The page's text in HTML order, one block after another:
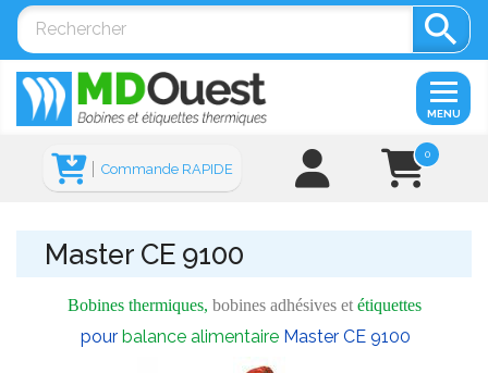

0
Commande RAPIDE
MENU
Master CE 9100
Bobines thermiques, bobines adhésives et étiquettes
pour balance alimentaire Master CE 9100